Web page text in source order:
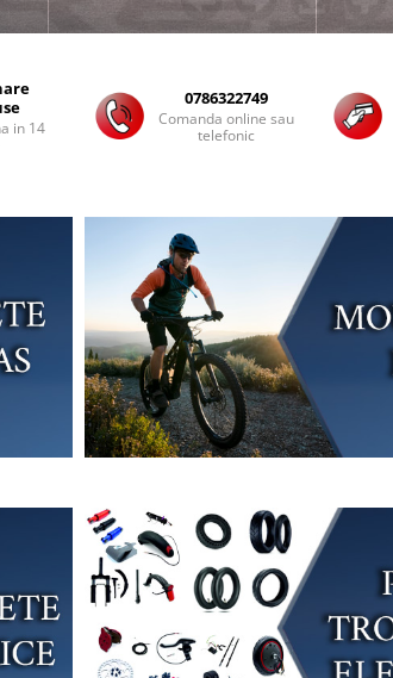
in 14
0786322749
Comanda online sau
telefonic